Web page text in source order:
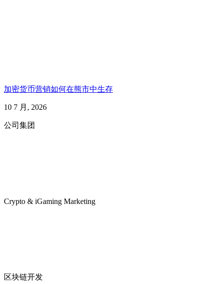
加密货币营销如何在熊市中生存
10 7 月, 2026
公司集团
Crypto & iGaming Marketing
区块链开发